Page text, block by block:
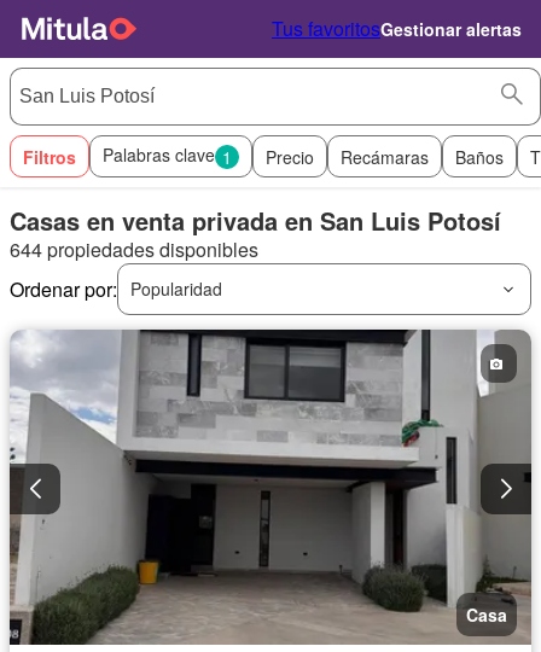
Tus favoritosGestionar alertas
Filtros Palabras clave 1 Precio Recámaras Baños
Casas en venta privada en San Luis Potosí
644 propiedades disponibles
Ordenar por:
Popularidad
Casa